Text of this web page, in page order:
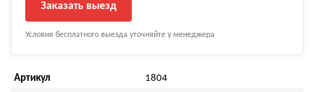
Заказать выезд
Условия бесплатного выезда уточняйте у менеджера
Артикул
1804